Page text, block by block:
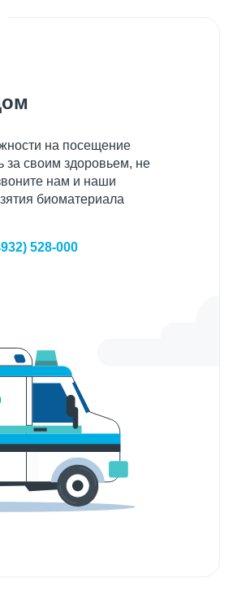
на посещение
за своим здоровьем, не
нам и наши
биоматериала
528-000